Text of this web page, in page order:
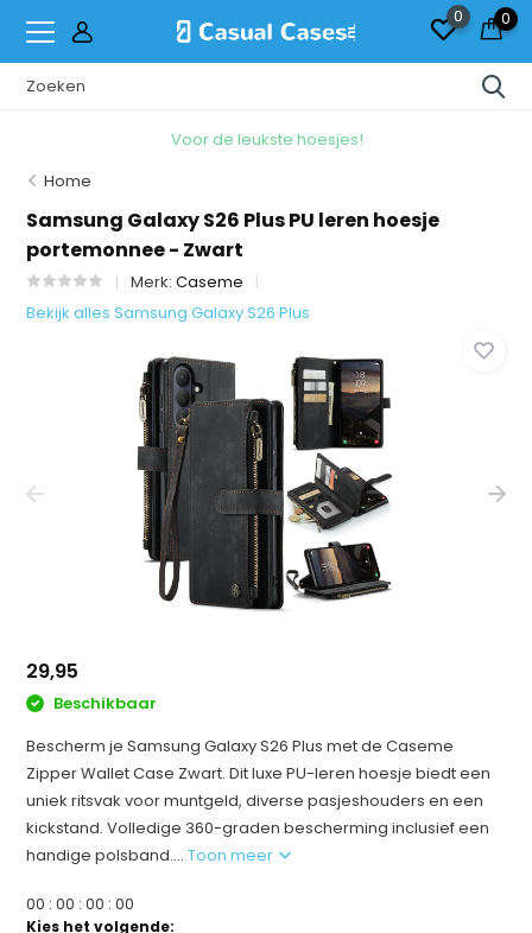
0 0
Voor de leukste hoesjes!
Home
Samsung Galaxy S26 Plus PU leren hoesje
portemonnee - Zwart
Merk:Caseme
Bekijk alles Samsung Galaxy S26 Plus
29,95
Beschikbaar
Bescherm je Samsung Galaxy S26 Plus met de Caseme
Zipper Wallet Case Zwart. Dit luxe PU-leren hoesje biedt een
uniek ritsvak voor muntgeld, diverse pasjeshouders en een
kickstand. Volledige 360-graden bescherming inclusief een
handige polsband....Toon meer
00 :00 :00 :00
Kies het volgende: